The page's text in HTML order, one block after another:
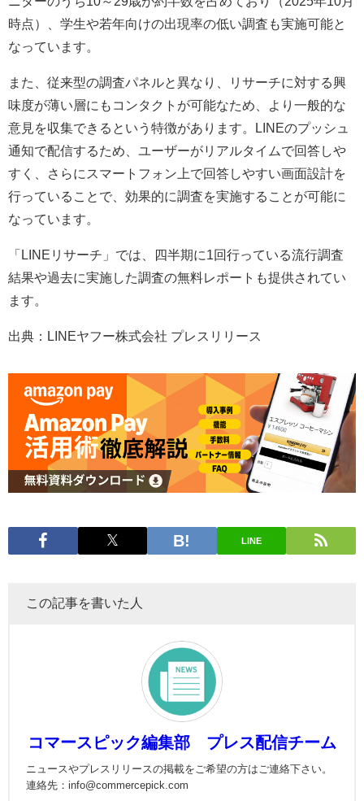
時点）、学生や若年向けの出現率の低い調査も実施可能と
なっています。
また、従来型の調査パネルと異なり、リサーチに対する興
味度が薄い層にもコンタクトが可能なため、より一般的な
意見を収集できるという特徴があります。LINEのプッシュ
通知で配信するため、ユーザーがリアルタイムで回答しや
すく、さらにスマートフォン上で回答しやすい画面設計を
行っていることで、効果的に調査を実施することが可能に
なっています。
「LINEリサーチ」では、四半期に1回行っている流行調査
結果や過去に実施した調査の無料レポートも提供されてい
ます。
出典：LINEヤフー株式会社 プレスリリース
LINE
この記事を書いた人
コマースピック編集部 プレス配信チーム
ニュースやプレスリリースの掲載をご希望の方はご連絡下さい。
連絡先：info@commercepick.com